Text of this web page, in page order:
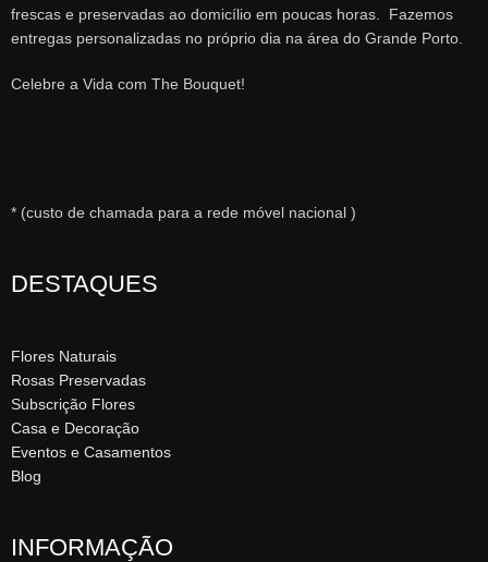
frescas e preservadas ao domicílio em poucas horas. Fazemos
entregas personalizadas no próprio dia na área do Grande Porto.
Celebre a Vida com The Bouquet!
* (custo de chamada para a rede móvel nacional )
DESTAQUES
Flores Naturais
Rosas Preservadas
Subscrição Flores
Casa e Decoração
Eventos e Casamentos
Blog
INFORMAÇÃO